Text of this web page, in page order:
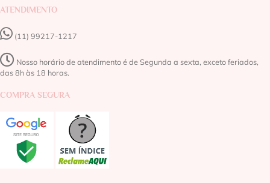
ATENDIMENTO
(11) 99217-1217‬
Nosso horário de atendimento é de Segunda a sexta, exceto feriados,
das 8h às 18 horas.
COMPRA SEGURA